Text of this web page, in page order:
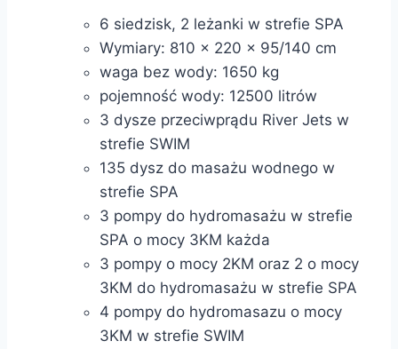
6 siedzisk, 2 leżanki w strefie SPA
Wymiary: 810 x 220 x 95/140 cm
waga bez wody: 1650 kg
pojemność wody: 12500 litrów
3 dysze przeciwprądu River Jets w
strefie SWIM
135 dysz do masażu wodnego w
strefie SPA
3 pompy do hydromasażu w strefie
SPA o mocy 3KM każda
3 pompy o mocy 2KM oraz 2 o mocy
3KM do hydromasażu w strefie SPA
4 pompy do hydromasazu o mocy
3KM w strefie SWIM